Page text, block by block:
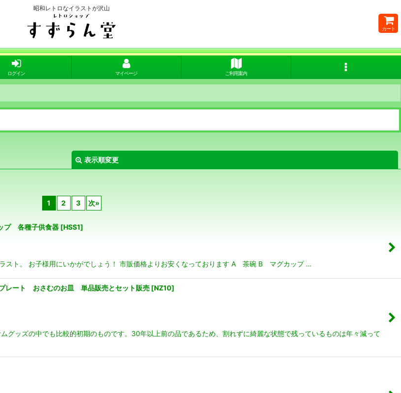
昭和レトロなイラストが沢山
カート
ログイン マイページ ご利用案内
表示順変更
1 2 3 次»
プ 各種子供食器 [HSS1]
スト。 お子様用にいかがでしょう！ 市販価格よりお安くなっております A 茶碗 B マグカップ …
ート おさむのお皿 単品販売とセット販売 [NZ10]
グッズの中でも比較的初期のものです。30年以上前の品であるため、割れずに綺麗な状態で残っているものは年々減って